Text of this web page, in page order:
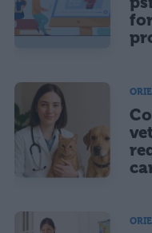
Acconsento all'uso
marketing diretto con